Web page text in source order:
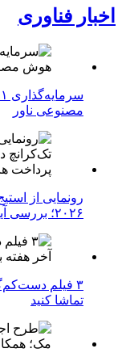
اخبار فناوری
مصنوعی ناور
۲۰۲۶؛ بررسی آینده فین‌تک، پرداخت‌ ها و هوش مصنوعی
۳ فیلم
تماشا کنید